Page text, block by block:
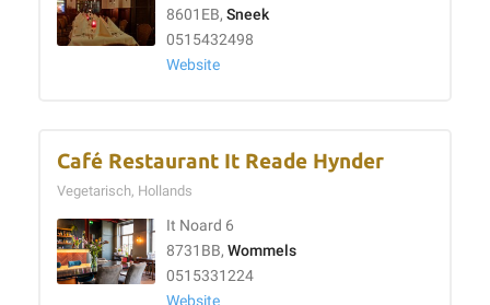
8601EB, Sneek
0515432498
Website
Café Restaurant It Reade Hynder
Vegetarisch, Hollands
It Noard 6
8731BB, Wommels
0515331224
Website